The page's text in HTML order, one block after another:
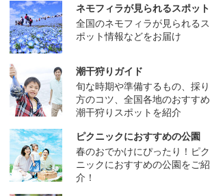
ネモフィラが見られるスポット
全国のネモフィラが見られるス
ポット情報などをお届け
潮干狩りガイド
旬な時期や準備するもの、採り
方のコツ、全国各地のおすすめ
潮干狩りスポットを紹介
ピクニックにおすすめの公園
春のおでかけにぴったり！ピク
ニックにおすすめの公園をご紹
介！